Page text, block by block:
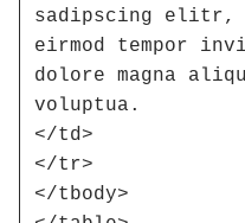
sadipscing elitr,
eirmod tempor
dolore magna
voluptua.
</td>
</tr>
</tbody>